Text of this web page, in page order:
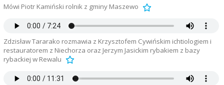
Mówi Piotr Kamiński rolnik z gminy Maszewo
Zdzisław Tararako rozmawia z Krzysztofem Cywińskim ichtiologiem i
restauratorem z Niechorza oraz Jerzym Jasickim rybakiem z bazy
rybackiej w Rewalu